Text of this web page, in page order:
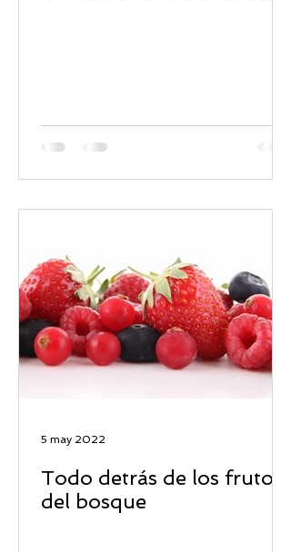
Todo detrás de los frutos
del bosque
5 may 2022